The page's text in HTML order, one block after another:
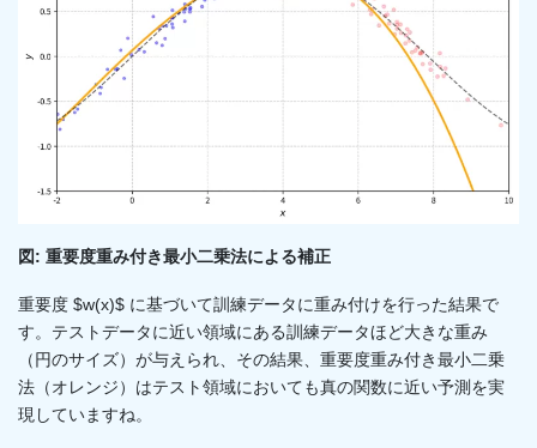
図: 重要度重み付き最小二乗法による補正
重要度 $w(x)$ に基づいて訓練データに重み付けを行った結果で
す。テストデータに近い領域にある訓練データほど大きな重み
（円のサイズ）が与えられ、その結果、重要度重み付き最小二乗
法（オレンジ）はテスト領域においても真の関数に近い予測を実
現していますね。